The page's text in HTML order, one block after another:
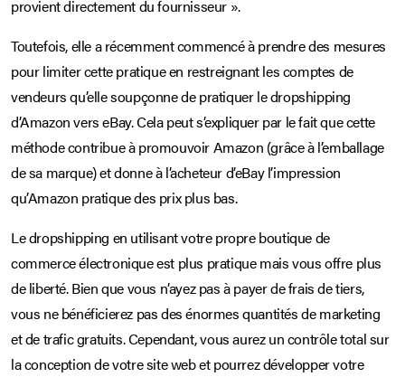
provient directement du fournisseur ».
Toutefois, elle a récemment commencé à prendre des mesures
pour limiter cette pratique en restreignant les comptes de
vendeurs qu’elle soupçonne de pratiquer le dropshipping
d’Amazon vers eBay. Cela peut s’expliquer par le fait que cette
méthode contribue à promouvoir Amazon (grâce à l’emballage
de sa marque) et donne à l’acheteur d’eBay l’impression
qu’Amazon pratique des prix plus bas.
Le dropshipping en utilisant votre propre boutique de
commerce électronique est plus pratique mais vous offre plus
de liberté. Bien que vous n’ayez pas à payer de frais de tiers,
vous ne bénéficierez pas des énormes quantités de marketing
et de trafic gratuits. Cependant, vous aurez un contrôle total sur
la conception de votre site web et pourrez développer votre